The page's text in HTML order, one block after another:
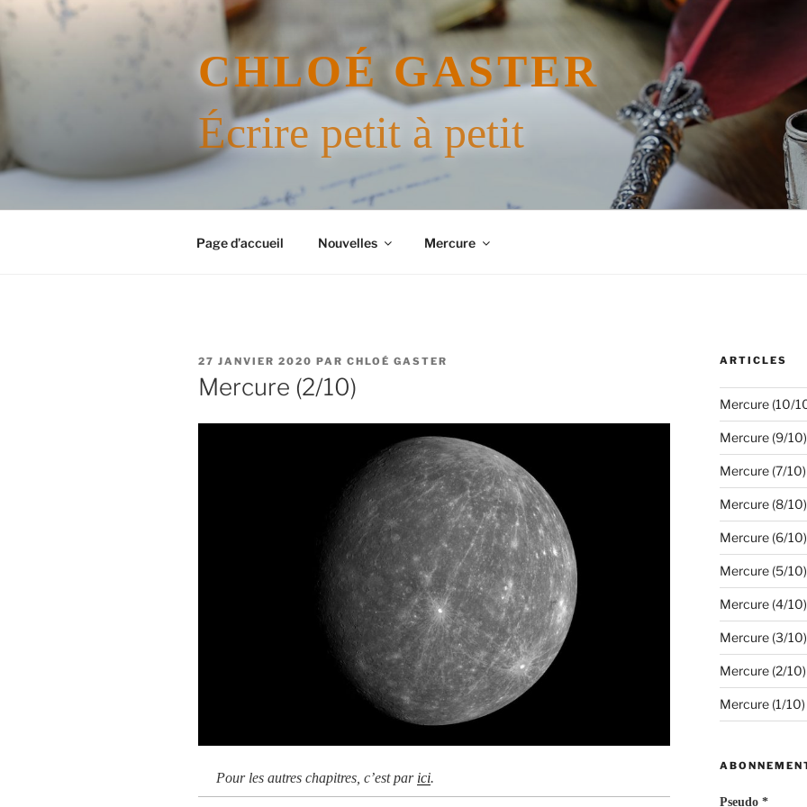
Aller
CHLOÉ GASTER
Écrire petit à petit
Page d’accueil Nouvelles Mercure
PUBLIÉ
LE
27 JANVIER 2020 PAR CHLOÉ GASTER
Mercure (2/10)
Pour les autres chapitres, c’est par ici.
ARTICLES
Mercure (10/
Mercure (9/10)
Mercure (7/10)
Mercure (8/10)
Mercure (6/10)
Mercure (5/10)
Mercure (4/10)
Mercure (3/10)
Mercure (2/10)
Mercure (1/10)
Pseudo *